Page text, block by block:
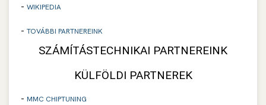
- WIKIPEDIA
- TOVÁBBI PARTNEREINK
SZÁMÍTÁSTECHNIKAI PARTNEREINK
KÜLFÖLDI PARTNEREK
- MMC CHIPTUNING